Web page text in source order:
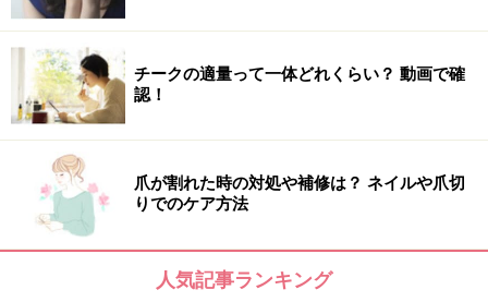
は！？
【関連記事】
プールでダイエット！水中ウォーキングで痩せる歩き
方・泳ぎ方とは？
水中運動で効率的に脂肪燃焼&リフレッシュ！
水泳ダイエットの効果と長期間続ける方法！効果的な泳
チークの適量って一体どれくらい？ 動画で確
認！
爪が割れた時の対処や補修は？ ネイルや爪切
りでのケア方法
人気記事ランキング